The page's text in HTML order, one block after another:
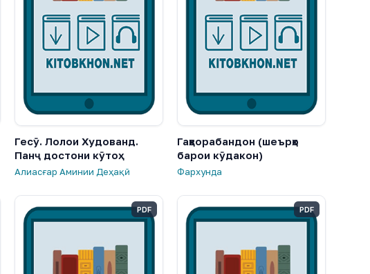
Гесӯ. Лолои Худованд.
Панҷ достони кӯтоҳ
Алиасғар Аминии Деҳақӣ
Гаҳворабандон (шеърҳо
барои кӯдакон)
Фархунда
PDF PDF